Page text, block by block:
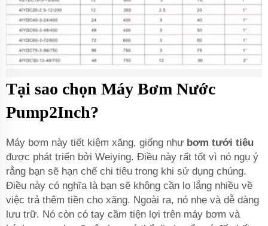
Tại sao chọn Máy Bơm Nước
Pump2Inch?
Máy bơm này tiết kiệm xăng, giống như bơm tưới tiêu
được phát triển bởi Weiying. Điều này rất tốt vì nó ngụ ý
rằng bạn sẽ hạn chế chi tiêu trong khi sử dụng chúng.
Điều này có nghĩa là bạn sẽ không cần lo lắng nhiều về
việc trả thêm tiền cho xăng. Ngoài ra, nó nhẹ và dễ dàng
lưu trữ. Nó còn có tay cầm tiện lợi trên máy bơm và